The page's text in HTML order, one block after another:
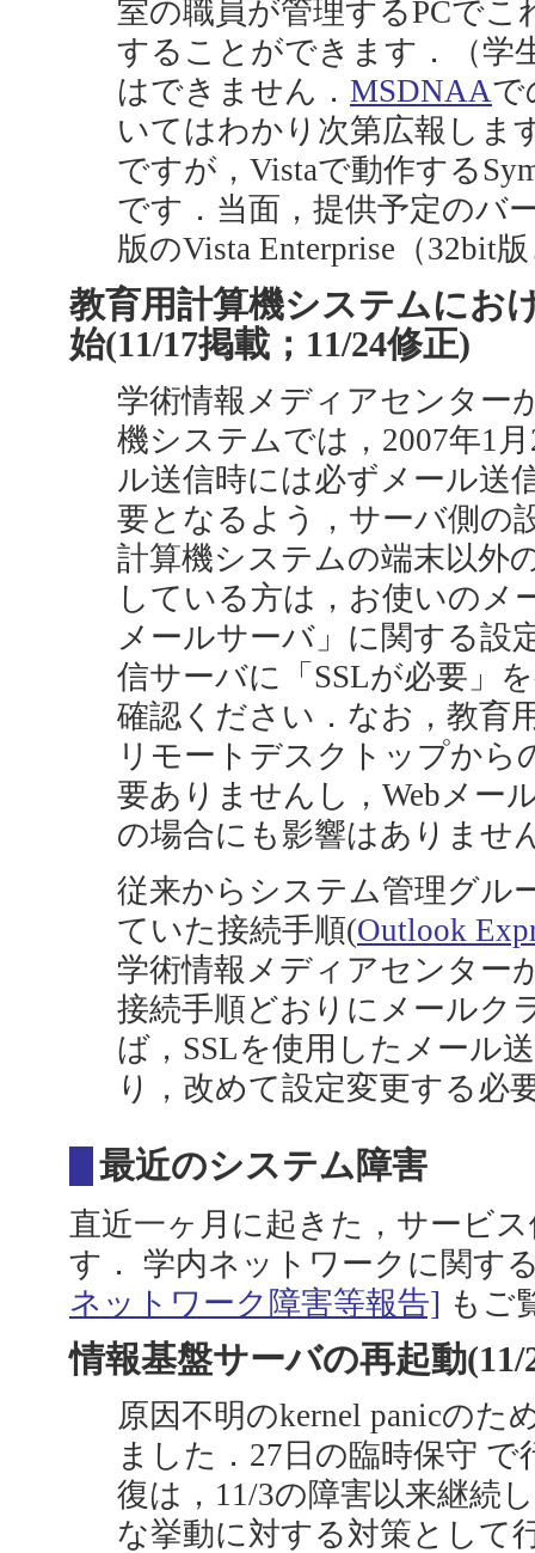
室の職員が管理するPCで
することができます．（学
はできません． MSDNAAで
いてはわかり次第広報しま
ですが，Vistaで動作する
です．当面，提供予定のバ
版のVista Enterprise（32bit
教育用計算機システムにお
始(11/17掲載；11/24修正)
学術情報メディアセンター
機システムでは，2007年1
ル送信時には必ずメール送
要となるよう，サーバ側の
計算機システムの端末以外
している方は，お使いのメ
メールサーバ」に関する設
信サーバに「SSLが必要」
確認ください．なお，教育
リモートデスクトップから
要ありませんし，Webメー
の場合にも影響はありませ
従来からシステム管理グル
ていた接続手順(Outlook
学術情報メディアセンター
接続手順どおりにメールク
ば，SSLを使用したメール
り，改めて設定変更する必
最近のシステム障害
直近一ヶ月に起きた，サービ
す． 学内ネットワークに関す
ネットワーク障害等報告] もご
情報基盤サーバの再起動(11/
原因不明のkernel panicのた
ました．27日の臨時保守
復は，11/3の障害以来継続
な挙動に対する対策として